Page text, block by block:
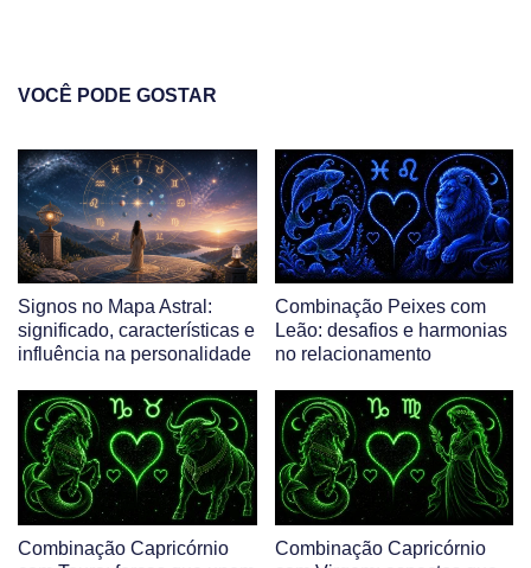
VOCÊ PODE GOSTAR
Signos no Mapa Astral:
significado, características e
influência na personalidade
Combinação Peixes com
Leão: desafios e harmonias
no relacionamento
Combinação Capricórnio
Combinação Capricórnio